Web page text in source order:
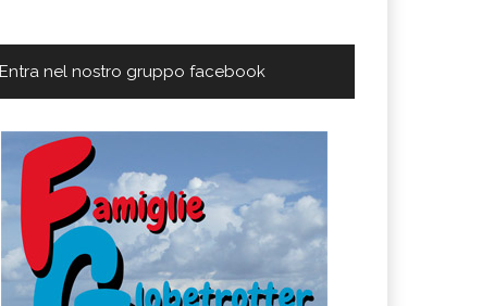
Entra nel nostro gruppo facebook